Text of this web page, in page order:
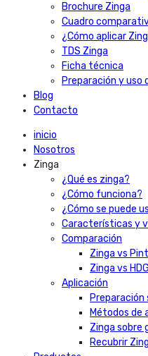
Brochure Zinga
Cuadro
¿Cómo aplicar
TDS Zinga
Ficha técnica
Preparación y uso
Blog
Contacto
inicio
Nosotros
Zinga
¿Qué es zinga?
¿Cómo funciona?
¿Cómo se puede
Características y
Comparación
Zinga vs
Zinga vs HDG
Aplicación
Preparación
Métodos de
Zinga sobre
Recubrir